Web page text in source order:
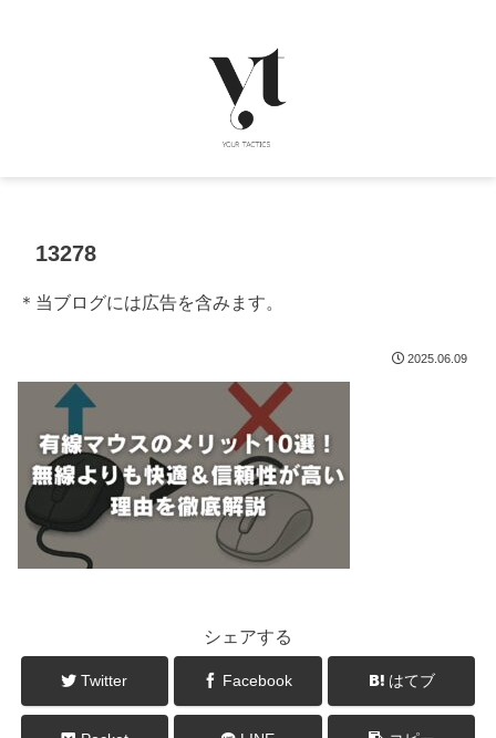
13278
＊当ブログには広告を含みます。
2025.06.09
シェアする
Twitter Facebook はてブ